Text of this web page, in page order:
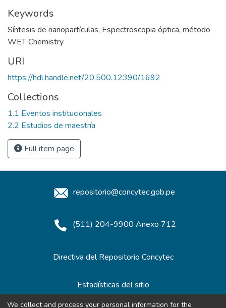
Keywords
Síntesis de nanopartículas, Espectroscopia óptica, método
WET Chemistry
URI
https://hdl.handle.net/20.500.12390/1692
Collections
1.1 Eventos institucionales
2.2 Estudios de maestría
Full item page
repositorio@concytec.gob.pe
(511) 204-9900 Anexo 712
Directiva del Repositorio Concytec
Estadísticas del sitio
We collect and process your personal information for the